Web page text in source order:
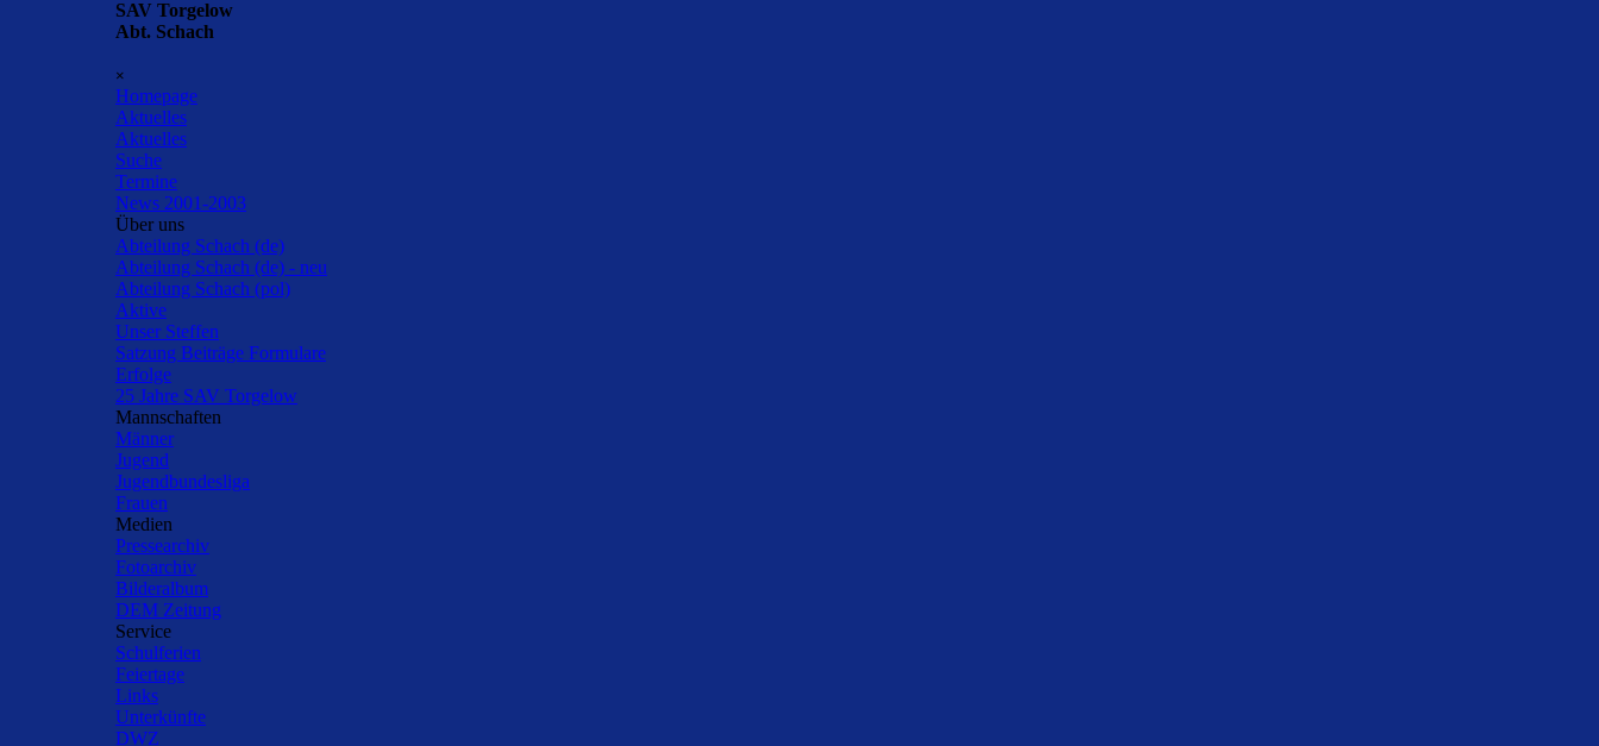
Direkt zum SeiteninhaltSAV Torgelow
Abt. Schach
×
Homepage
Aktuelles
Aktuelles
Suche
Termine
News 2001-2003
Über uns
Abteilung Schach (de)
Abteilung Schach (de) - neu
Abteilung Schach (pol)
Aktive
Unser Steffen
Satzung Beiträge Formulare
Erfolge
25 Jahre SAV Torgelow
Mannschaften
Männer
Jugend
Jugendbundesliga
Frauen
Medien
Pressearchiv
Fotoarchiv
Bilderalbum
DEM Zeitung
Service
Schulferien
Feiertage
Links
Unterkünfte
DWZ